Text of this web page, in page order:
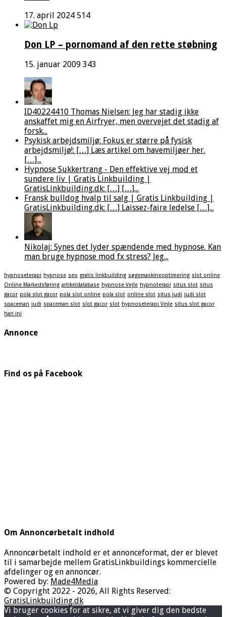
17. april 2024 514
Don LP – pornomand af den rette støbning
15. januar 2009 343
ID40224410 Thomas Nielsen: Jeg har stadig ikke
anskaffet mig en Airfryer, men overvejet det stadig af
forsk...
Psykisk arbejdsmiljø: Fokus er større på fysisk
arbejdsmiljø!: […] Læs artikel om havemiljøer her.
[…]...
Hypnose Sukkertrang - Den effektive vej mod et
sundere liv | Gratis Linkbuilding |
GratisLinkbuilding.dk: […] […]...
Fransk bulldog hvalp til salg | Gratis Linkbuilding |
GratisLinkbuilding.dk: […] Laissez-faire ledelse […]...
Nikolaj: Synes det lyder spændende med hypnose. Kan
man bruge hypnose mod fx stress? Jeg...
hypnoseterapi hypnose seo gratis linkbuilding søgemaskineoptimering slot online
Online Markedsføring artikeldatabase hypnose Vejle hypnoterapi situs slot situs
gacor pola slot gacor pola slot online pola slot online slot situs judi judi slot
spaceman judi spaceman slot slot gacor slot hypnoseterapi Vejle situs slot gacor
hari ini
Annonce
Find os på Facebook
Om Annoncørbetalt indhold
Annoncørbetalt indhold er et annonceformat, der er blevet
til i samarbejde mellem GratisLinkbuildings kommercielle
afdelinger og en annoncør.
Powered by: Made4Media
© Copyright 2022 - 2026, All Rights Reserved:
GratisLinkbuilding.dk
Vi bruger cookies for at sikre, at vi giver dig den bedste